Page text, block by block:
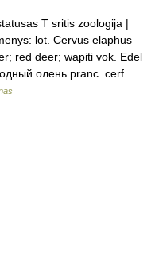
T sritis zoologija |
lot. Cervus elaphus
red deer; wapiti vok. Edel
олень pranc. cerf